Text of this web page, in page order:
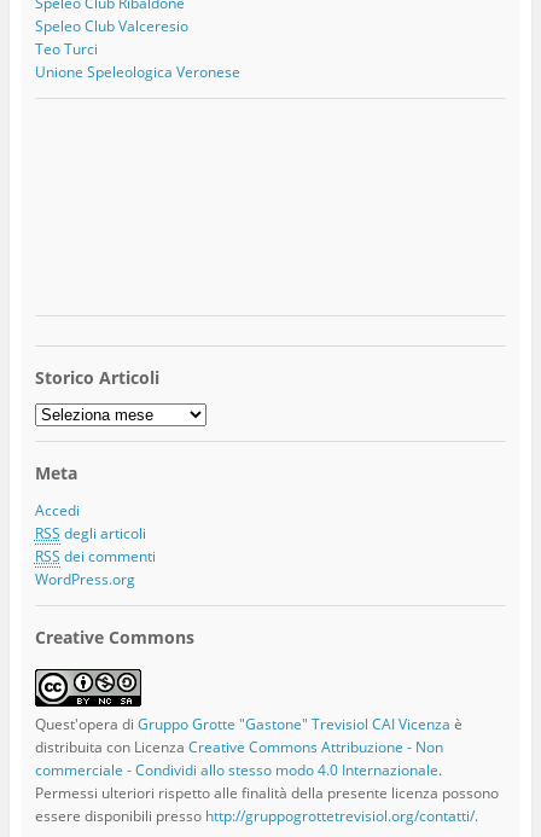
Speleo Club Valceresio
Teo Turci
Unione Speleologica Veronese
Storico Articoli
Storico
Articoli
Meta
Accedi
RSS degli articoli
RSS dei commenti
WordPress.org
Creative Commons
Quest'opera di Gruppo Grotte "Gastone" Trevisiol CAI Vicenza è
distribuita con Licenza Creative Commons Attribuzione - Non
commerciale - Condividi allo stesso modo 4.0 Internazionale.
Permessi ulteriori rispetto alle finalità della presente licenza possono
essere disponibili presso http://gruppogrottetrevisiol.org/contatti/.